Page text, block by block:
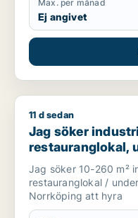
Max. per månad
Ej angivet
Jag söker
11 d sedan
Jag söker
restauranglokal,
showroom för
Jag söker 10-260 m²
restauranglokal /
Norrköping att hyra